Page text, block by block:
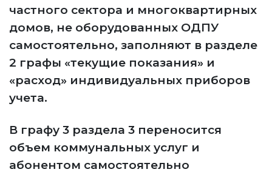
частного сектора и многоквартирных
домов, не оборудованных ОДПУ
самостоятельно, заполняют в разделе
2 графы «текущие показания» и
«расход» индивидуальных приборов
учета.
В графу 3 раздела 3 переносится
объем коммунальных услуг и
абонентом самостоятельно